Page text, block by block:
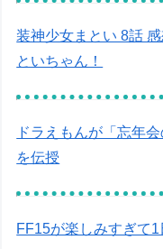
装神少女まとい 8話
といちゃん！
ドラえもんが「忘年
を伝授
FF15が楽しみすぎて